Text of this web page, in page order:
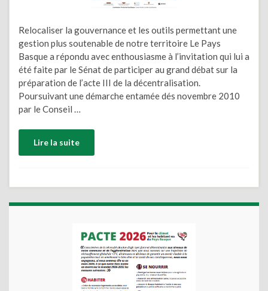
Relocaliser la gouvernance et les outils permettant une
gestion plus soutenable de notre territoire Le Pays
Basque a répondu avec enthousiasme à l’invitation qui lui a
été faite par le Sénat de participer au grand débat sur la
préparation de l’acte III de la décentralisation.
Poursuivant une démarche entamée dés novembre 2010
par le Conseil …
Lire la suite